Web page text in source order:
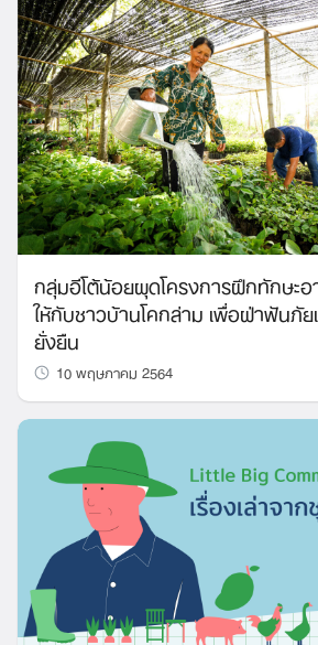
Search
for:
กลุ่มอีโต้น้อยผุดโครงการฝึกทักษะ
ให้กับชาวบ้านโคกล่าม เพื่อฝ่าฟันภั
ยั่งยืน
10 พฤษภาคม 2564